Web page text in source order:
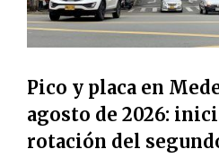
Pico y placa en
agosto de 2026:
rotación del